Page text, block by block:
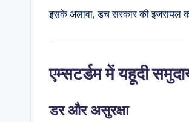
इसके अलावा, डच सरकार की इजरायल
एम्सटर्डममें यहूदी
डर और असुरक्षा